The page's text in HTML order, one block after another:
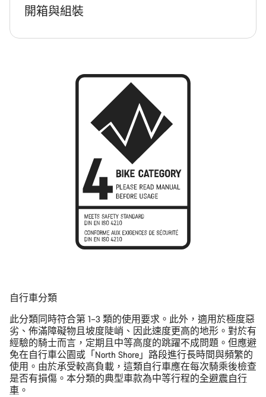
開箱與組裝
自行車分類
此分類同時符合第 1–3 類的使用要求。此外，適用於極度惡
劣、佈滿障礙物且坡度陡峭、因此速度更高的地形。對於有
經驗的騎士而言，定期且中等高度的跳躍不成問題。但應避
免在自行車公園或「North Shore」路段進行長時間與頻繁的
使用。由於承受較高負載，這類自行車應在每次騎乘後檢查
是否有損傷。本分類的典型車款為中等行程的全避震自行
車 。